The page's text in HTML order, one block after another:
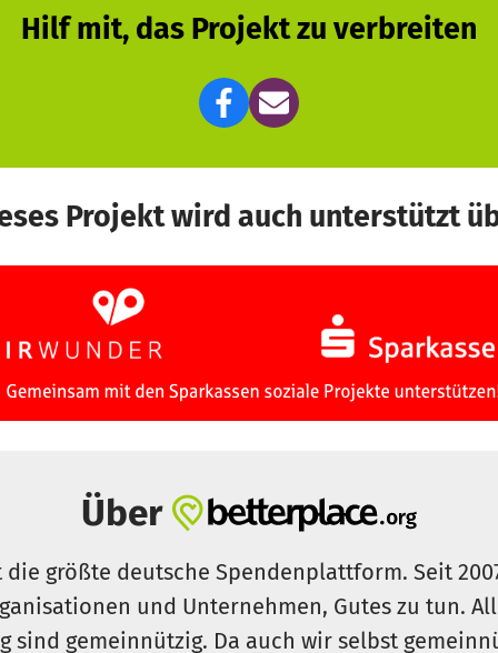
die Möglichkeit, Workshops an Schulen und
Jungen zu unterschiedlichen Themen möglich.
und persönlichen Veränderungen an andere
ihre Denkstrukturen, die gesellschaftlichen
anderen Jugendlichen lernen können.
wissen? Lest den Bericht der Süddeutschen Zeitung
heroes-nuernberg-projekt-1.4397975 oder
Facebook!
Hilf mit, das Projekt zu verbreiten
Projekt wird auch unterstützt
Über
größte deutsche Spendenplattform. Seit
und Unternehmen, Gutes zu tun.
sind gemeinnützig. Da auch wir selbst